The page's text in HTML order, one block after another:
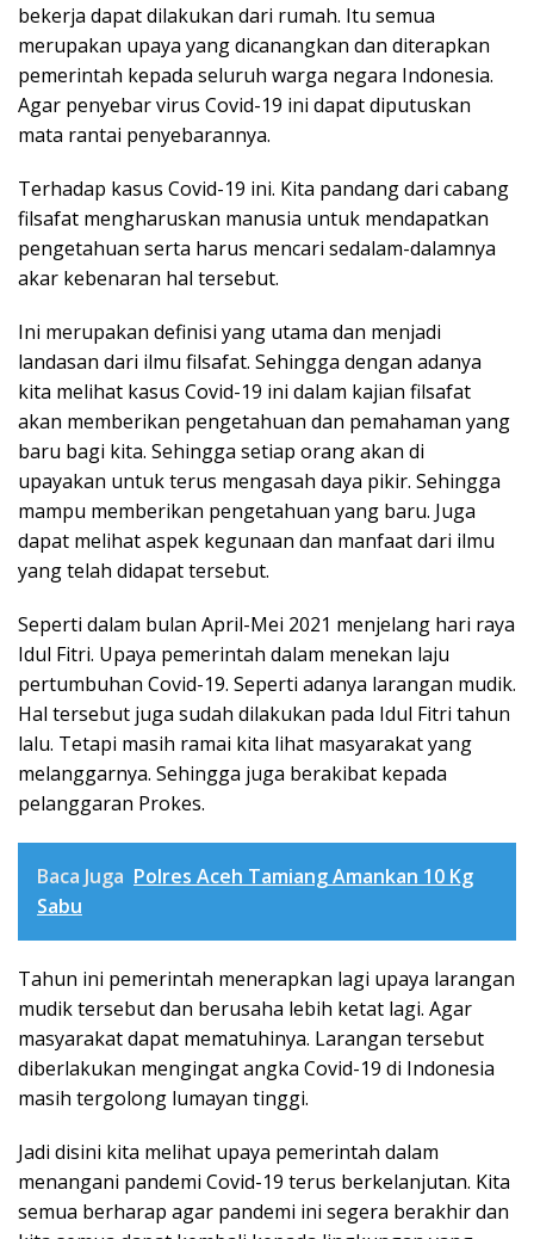
bekerja dapat dilakukan dari rumah. Itu semua
merupakan upaya yang dicanangkan dan diterapkan
pemerintah kepada seluruh warga negara Indonesia.
Agar penyebar virus Covid-19 ini dapat diputuskan
mata rantai penyebarannya.
Terhadap kasus Covid-19 ini. Kita pandang dari cabang
filsafat mengharuskan manusia untuk mendapatkan
pengetahuan serta harus mencari sedalam-dalamnya
akar kebenaran hal tersebut.
Ini merupakan definisi yang utama dan menjadi
landasan dari ilmu filsafat. Sehingga dengan adanya
kita melihat kasus Covid-19 ini dalam kajian filsafat
akan memberikan pengetahuan dan pemahaman yang
baru bagi kita. Sehingga setiap orang akan di
upayakan untuk terus mengasah daya pikir. Sehingga
mampu memberikan pengetahuan yang baru. Juga
dapat melihat aspek kegunaan dan manfaat dari ilmu
yang telah didapat tersebut.
Seperti dalam bulan April-Mei 2021 menjelang hari raya
Idul Fitri. Upaya pemerintah dalam menekan laju
pertumbuhan Covid-19. Seperti adanya larangan mudik.
Hal tersebut juga sudah dilakukan pada Idul Fitri tahun
lalu. Tetapi masih ramai kita lihat masyarakat yang
melanggarnya. Sehingga juga berakibat kepada
pelanggaran Prokes.
Baca Juga Polres Aceh Tamiang Amankan 10 Kg
Sabu
Tahun ini pemerintah menerapkan lagi upaya larangan
mudik tersebut dan berusaha lebih ketat lagi. Agar
masyarakat dapat mematuhinya. Larangan tersebut
diberlakukan mengingat angka Covid-19 di Indonesia
masih tergolong lumayan tinggi.
Jadi disini kita melihat upaya pemerintah dalam
menangani pandemi Covid-19 terus berkelanjutan. Kita
semua berharap agar pandemi ini segera berakhir dan